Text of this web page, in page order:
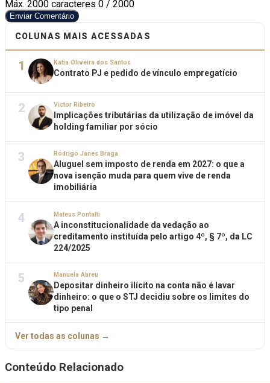
Máx. 2000 caracteres 0 / 2000
Enviar Comentário
COLUNAS MAIS ACESSADAS
1 Katia Oliveira dos Santos
Contrato PJ e pedido de vínculo empregatício
2 Victor Ribeiro
Implicações tributárias da utilização de imóvel da
holding familiar por sócio
3 Rodrigo Janes Braga
Aluguel sem imposto de renda em 2027: o que a
nova isenção muda para quem vive de renda
imobiliária
4 Mateus Pontalti
A inconstitucionalidade da vedação ao
creditamento instituída pelo artigo 4º, § 7º, da LC
224/2025
5 Manuela Abreu
Depositar dinheiro ilícito na conta não é lavar
dinheiro: o que o STJ decidiu sobre os limites do
tipo penal
Ver todas as colunas →
Conteúdo Relacionado